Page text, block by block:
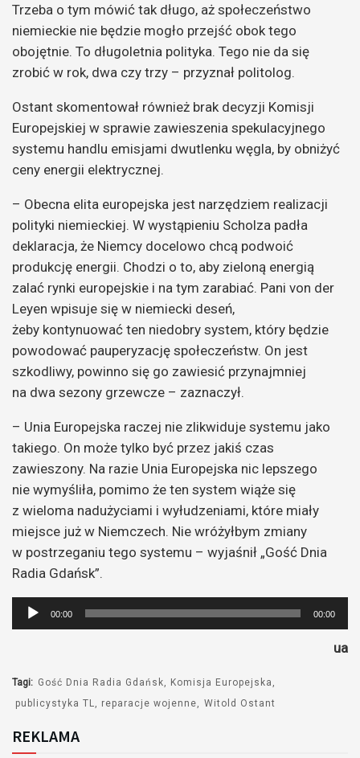
Trzeba o tym mówić tak długo, aż społeczeństwo
niemieckie nie będzie mogło przejść obok tego
obojętnie. To długoletnia polityka. Tego nie da się
zrobić w rok, dwa czy trzy – przyznał politolog.
Ostant skomentował również brak decyzji Komisji
Europejskiej w sprawie zawieszenia spekulacyjnego
systemu handlu emisjami dwutlenku węgla, by obniżyć
ceny energii elektrycznej.
– Obecna elita europejska jest narzędziem realizacji
polityki niemieckiej. W wystąpieniu Scholza padła
deklaracja, że Niemcy docelowo chcą podwoić
produkcję energii. Chodzi o to, aby zieloną energią
zalać rynki europejskie i na tym zarabiać. Pani von der
Leyen wpisuje się w niemiecki deseń,
żeby kontynuować ten niedobry system, który będzie
powodować pauperyzację społeczeństw. On jest
szkodliwy, powinno się go zawiesić przynajmniej
na dwa sezony grzewcze – zaznaczył.
– Unia Europejska raczej nie zlikwiduje systemu jako
takiego. On może tylko być przez jakiś czas
zawieszony. Na razie Unia Europejska nic lepszego
nie wymyśliła, pomimo że ten system wiąże się
z wieloma nadużyciami i wyłudzeniami, które miały
miejsce już w Niemczech. Nie wróżyłbym zmiany
w postrzeganiu tego systemu – wyjaśnił „Gość Dnia
Radia Gdańsk”.
Odtwarzacz
plików
00:00 00:00
ua
Tagi: Gość Dnia Radia Gdańsk
Komisja Europejska
publicystyka TL
reparacje wojenne Witold Ostant
REKLAMA